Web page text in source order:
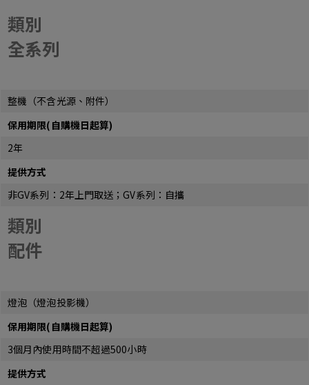
類別
全系列
整機（不含光源、附件）
保用期限(自購機日起算)
2年
提供方式
非GV系列：2年上門取送；GV系列：自攜
類別
配件
燈泡（燈泡投影機）
保用期限(自購機日起算)
3個月內使用時間不超過500小時
提供方式